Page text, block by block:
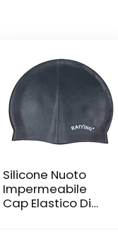
Silicone Nuoto
Impermeabile
Cap Elastico Di